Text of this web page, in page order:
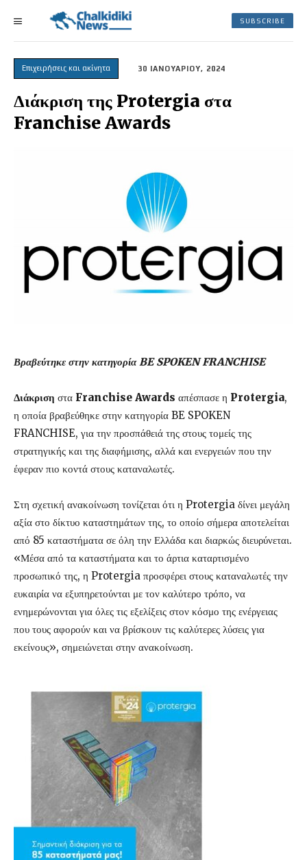
SUBSCRIBE
Επιχειρήσεις και ακίνητα 30 ΙΑΝΟΥΑΡΙΟΥ, 2024
Διάκριση της Protergia στα
Franchise Awards
Βραβεύτηκε στην κατηγορία BE SPOKEN FRANCHISE
Διάκριση στα Franchise Awards απέσπασε η Protergia,
η οποία βραβεύθηκε στην κατηγορία BE SPOKEN
FRANCHISE, για την προσπάθειά της στους τομείς της
στρατηγικής και της διαφήμισης, αλλά και ενεργειών που την
έφεραν πιο κοντά στους καταναλωτές.
Στη σχετική ανακοίνωση τονίζεται ότι η Protergia δίνει μεγάλη
αξία στο δίκτυο καταστημάτων της, το οποίο σήμερα αποτελείται
από 85 καταστήματα σε όλη την Ελλάδα και διαρκώς διευρύνεται.
«Μέσα από τα καταστήματα και το άρτια καταρτισμένο
προσωπικό της, η Protergia προσφέρει στους καταναλωτές την
ευκαιρία να εξυπηρετούνται με τον καλύτερο τρόπο, να
ενημερώνονται για όλες τις εξελίξεις στον κόσμο της ενέργειας
που τους αφορούν και να βρίσκουν τις καλύτερες λύσεις για
εκείνους», σημειώνεται στην ανακοίνωση.